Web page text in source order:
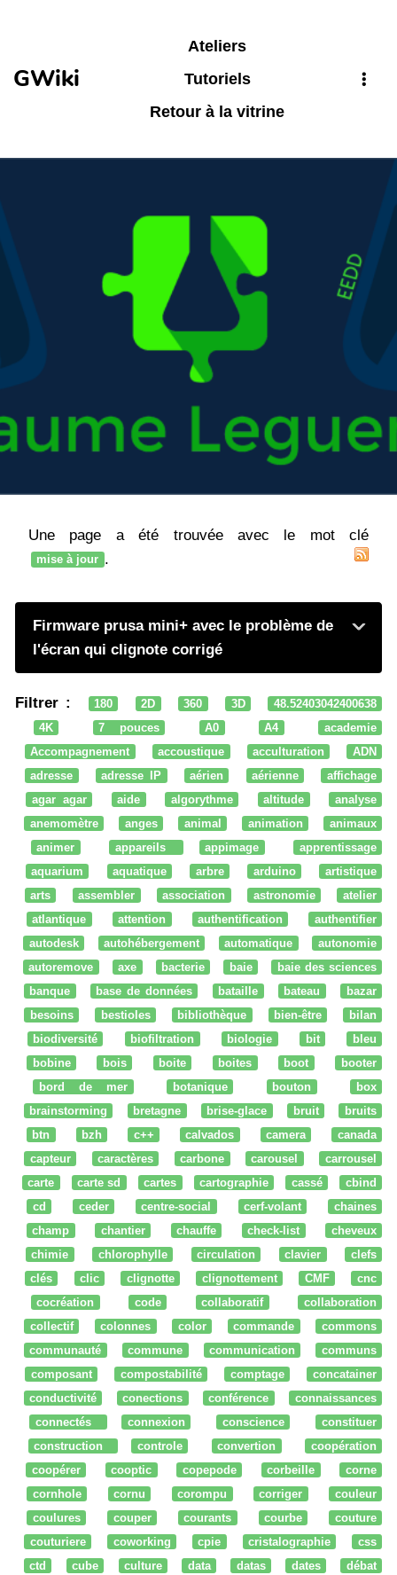
GWiki
Ateliers
Tutoriels
Retour à la vitrine
Une page a été trouvée avec le mot clé
mise à jour .
Firmware prusa mini+ avec le problème de
l'écran qui clignote corrigé
Filtrer : 180 2D 360 3D
48.52403042400638
4K
7 pouces A0 A4
academie
Accompagnement
accoustique acculturation
ADN
adresse
adresse IP aérien aérienne
affichage
agar agar
aide algorythme altitude
analyse
anemomètre
anges animal animation
animaux
animer
appareils appimage
apprentissage
aquarium
aquatique arbre arduino
artistique
arts
assembler association astronomie
atelier
atlantique
attention authentification
authentifier
autodesk
autohébergement automatique
autonomie
autoremove
axe bacterie baie
baie des sciences
banque
base de données bataille bateau
bazar
besoins
bestioles bibliothèque bien-être
bilan
biodiversité
biofiltration biologie bit
bleu
bobine
bois boite boites boot
booter
bord de mer
botanique bouton
box
brainstorming
bretagne brise-glace bruit
bruits
btn
bzh c++ calvados camera
canada
capteur
caractères carbone carousel
carrousel
carte
carte sd cartes cartographie cassé
cbind
cd
ceder centre-social cerf-volant
chaines
champ
chantier chauffe check-list
cheveux
chimie
chlorophylle circulation clavier
clefs
clés
clic clignotte clignottement CMF
cnc
cocréation
code collaboratif
collaboration
collectif
colonnes color commande
commons
communauté
commune communication
communs
composant
compostabilité comptage
concatainer
conductivité
conections conférence
connaissances
connectés
connexion conscience
constituer
construction
controle convertion
coopération
coopérer
cooptic copepode corbeille
corne
cornhole
cornu corompu corriger
couleur
coulures
couper courants courbe
couture
couturiere
coworking cpie cristalographie
css
ctd
cube culture data datas dates
débat